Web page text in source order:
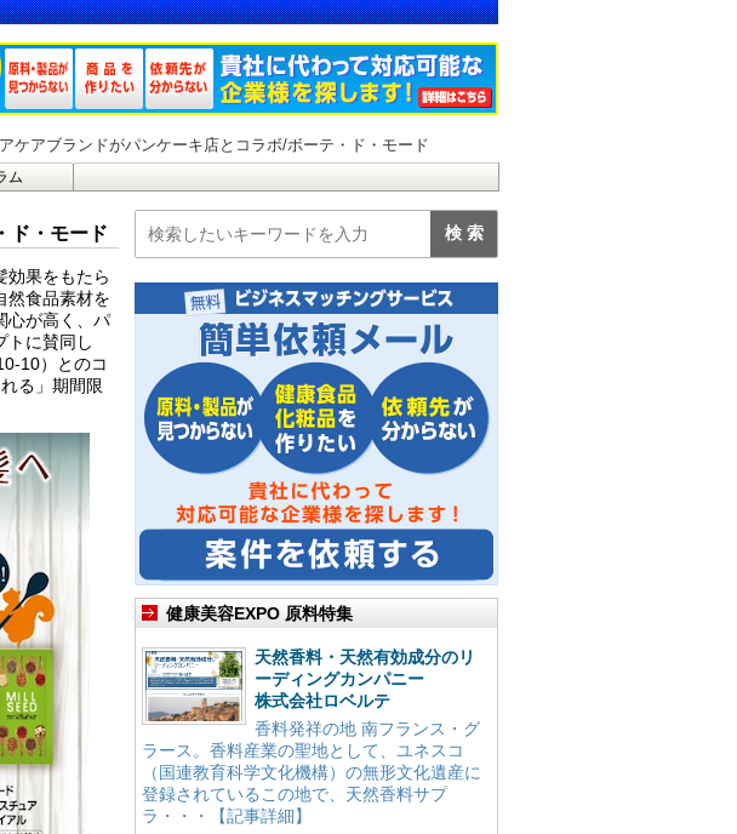
ケアブランドがパンケーキ店とコラボ/ボーテ・ド・モード
ム
ド・モード
効果をもたら
然食品素材を
心が高く、パ
トに賛同し
10）とのコ
る」期間限
健康美容EXPO 原料特集
天然香料・天然有効成分のリ
ーディングカンパニー
株式会社ロベルテ
香料発祥の地 南フランス・グ
ラース。香料産業の聖地として、ユネスコ
（国連教育科学文化機構）の無形文化遺産に
登録されているこの地で、天然香料サプ
ラ・・・【記事詳細】